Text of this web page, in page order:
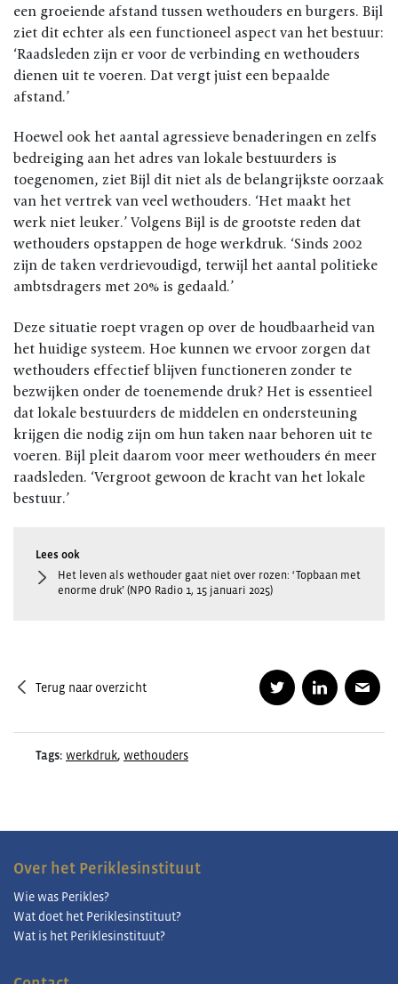
een groeiende afstand tussen wethouders en burgers. Bijl
ziet dit echter als een functioneel aspect van het bestuur:
‘Raadsleden zijn er voor de verbinding en wethouders
dienen uit te voeren. Dat vergt juist een bepaalde
afstand.’
Hoewel ook het aantal agressieve benaderingen en zelfs
bedreiging aan het adres van lokale bestuurders is
toegenomen, ziet Bijl dit niet als de belangrijkste oorzaak
van het vertrek van veel wethouders. ‘Het maakt het
werk niet leuker.’ Volgens Bijl is de grootste reden dat
wethouders opstappen de hoge werkdruk. ‘Sinds 2002
zijn de taken verdrievoudigd, terwijl het aantal politieke
ambtsdragers met 20% is gedaald.’
Deze situatie roept vragen op over de houdbaarheid van
het huidige systeem. Hoe kunnen we ervoor zorgen dat
wethouders effectief blijven functioneren zonder te
bezwijken onder de toenemende druk? Het is essentieel
dat lokale bestuurders de middelen en ondersteuning
krijgen die nodig zijn om hun taken naar behoren uit te
voeren. Bijl pleit daarom voor meer wethouders én meer
raadsleden. ‘Vergroot gewoon de kracht van het lokale
bestuur.’
Het leven als wethouder gaat niet over rozen: ‘Topbaan met
enorme druk’ (NPO Radio 1, 15 januari 2025)
Terug naar overzicht
Tags: werkdruk, wethouders
Over het Periklesinstituut
Wie was Perikles?
Wat doet het Periklesinstituut?
Wat is het Periklesinstituut?